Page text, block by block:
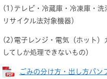
(1)テレビ・冷蔵庫・冷凍庫・洗
リサイクル法対象機器）
(2)電子レンジ・電気（ホット）
してしか処理できないもの）
ごみの分け方・出し方パン